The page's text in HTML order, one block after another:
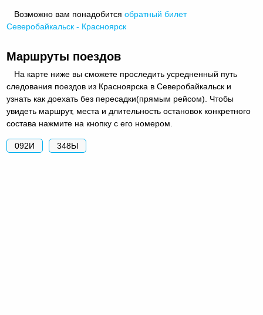
Возможно вам понадобитсяобратный билет
Северобайкальск - Красноярск
Маршруты поездов
На карте ниже вы сможете проследить усредненный путь
следования поездов из Красноярска в Северобайкальск и
узнать как доехать без пересадки(прямым рейсом). Чтобы
увидеть маршрут, места и длительность остановок конкретного
состава нажмите на кнопку с его номером.
092И 348Ы